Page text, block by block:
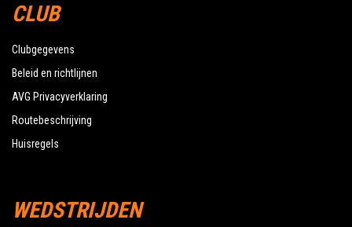
CLUB
Clubgegevens
Beleid en richtlijnen
AVG Privacyverklaring
Routebeschrijving
Huisregels
WEDSTRIJDEN